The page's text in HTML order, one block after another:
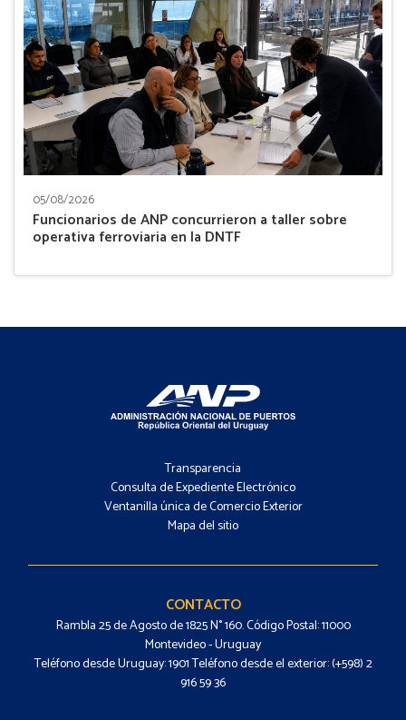
05/08/2026
Funcionarios de ANP concurrieron a taller sobre
operativa ferroviaria en la DNTF
-
Menú
Transparencia
Consulta de Expediente Electrónico
Ventanilla única de Comercio Exterior
Mapa del sitio
-
Contacto
CONTACTO
Rambla 25 de Agosto de 1825 N° 160. Código Postal: 11000
Montevideo - Uruguay
Teléfono desde Uruguay: 1901 Teléfono desde el exterior: (+598) 2
916 59 36